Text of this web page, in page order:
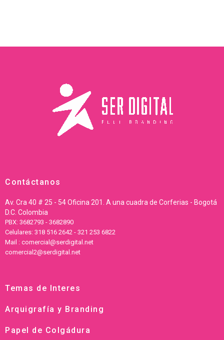
Contáctanos
Av. Cra 40 # 25 - 54 Oficina 201. A una cuadra de Corferias - Bogotá
D.C. Colombia
PBX: 3682793 - 3682890
Celulares: 318 516 2642 - 321 253 6822
Mail : comercial@serdigital.net
comercial2@serdigital.net
Temas de Interes
Arquigrafía y Branding
Papel de Colgádura